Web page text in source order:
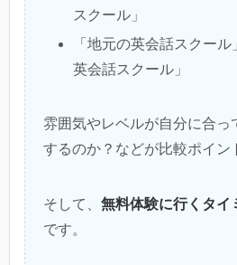
スクール」
「地元の英会話スクー
英会話スクール」
雰囲気やレベルが自分に合っ
するのか？などが比較ポイン
そして、 無料体験に行くタイ
です。